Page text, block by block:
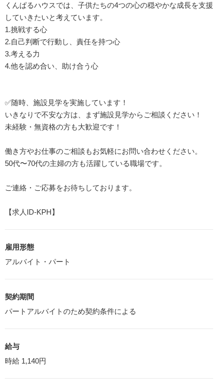
くんぱるハウスでは、子供たちの4つの心の穏やかな成長を支援
していきたいと考えています。
1.挑戦する心
2.自己判断で行動し、責任を持つ心
3.考える力
4.他を認め合い、助け合う心
✅随時、施設見学を実施しています！
いきなりで不安な方は、まず施設見学からご相談ください！
未経験・無資格の方も大歓迎です！
働き方やお仕事のご相談もお気軽にお問い合わせください。
50代〜70代の主婦の方も活躍している職場です。
ご連絡・ご応募をお待ちしております。
【求人ID-KPH】
雇用形態
アルバイト・パート
契約期間
パートアルバイトのため契約条件による
給与
時給 1,140円